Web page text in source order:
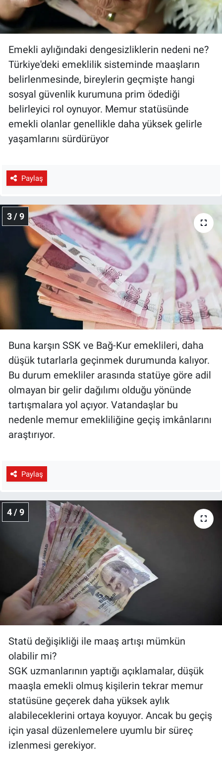
Emekli aylığındaki dengesizliklerin nedeni ne?
Türkiye'deki emeklilik sisteminde maaşların
belirlenmesinde, bireylerin geçmişte hangi
sosyal güvenlik kurumuna prim ödediği
belirleyici rol oynuyor. Memur statüsünde
emekli olanlar genellikle daha yüksek gelirle
yaşamlarını sürdürüyor
Paylaş
3 / 9
Buna karşın SSK ve Bağ-Kur emeklileri, daha
düşük tutarlarla geçinmek durumunda kalıyor.
Bu durum emekliler arasında statüye göre adil
olmayan bir gelir dağılımı olduğu yönünde
tartışmalara yol açıyor. Vatandaşlar bu
nedenle memur emekliliğine geçiş imkânlarını
araştırıyor.
Paylaş
4 / 9
Statü değişikliği ile maaş artışı mümkün
olabilir mi?
SGK uzmanlarının yaptığı açıklamalar, düşük
maaşla emekli olmuş kişilerin tekrar memur
statüsüne geçerek daha yüksek aylık
alabileceklerini ortaya koyuyor. Ancak bu geçiş
için yasal düzenlemelere uyumlu bir süreç
izlenmesi gerekiyor.